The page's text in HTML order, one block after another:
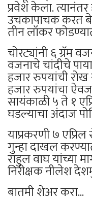
प्रवेश केला.
उचकापाचक करत
तीन लॉकर
चोरट्यांनी ६ ग्रॅम
वजनाचे चांदीचे
हजार रुपयांची
हजार रुपयांचा
सायंकाळी ५ ते १
घडल्याचा अंदाज
याप्रकरणी ७
गुन्हा दाखल
राहुल वाघ यांच्या
निरीक्षक नीलेश
बातमी शेअर करा...